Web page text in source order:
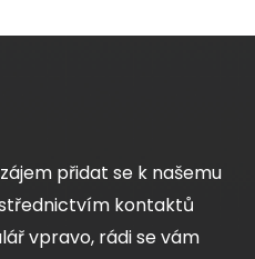
přidat se k našemu
kontaktů
vpravo, rádi se vám